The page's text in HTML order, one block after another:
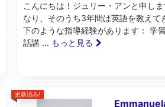
こんにちは！ジュリー・アンと申し
なり、そのうち3年間は英語を教えて
下のような指導経験があります： 学
話講 ... もっと見る
更新済み!